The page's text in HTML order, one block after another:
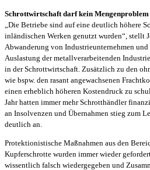
Schrottwirtschaft darf kein Mengenproblem
„Die Betriebe sind auf eine deutlich höhere
inländischen Werken genutzt wurden“, stellt
Abwanderung von Industrieunternehmen
Auslastung der metallverarbeitenden
in der Schrottwirtschaft. Zusätzlich zu den
wie bspw. den rasant angewachsenen
einen erheblich höheren Kostendruck zu
Jahr hatten immer mehr Schrotthändler
an Insolvenzen und Übernahmen stieg zum
deutlich an.
Protektionistische Maßnahmen aus den
Kupferschrotte wurden immer wieder
wissentlich falsch wiedergegeben und